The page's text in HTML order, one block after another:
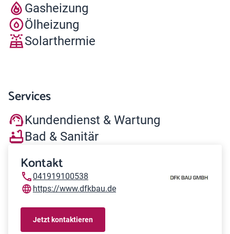
Gasheizung
Ölheizung
Solarthermie
Services
Kundendienst & Wartung
Bad & Sanitär
Kontakt
041919100538
https://www.dfkbau.de
Jetzt kontaktieren